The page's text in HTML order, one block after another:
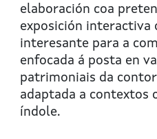
elaboración coa
exposición interactiva
interesante para a
enfocada á posta en
patrimoniais da
adaptada a contextos
índole.